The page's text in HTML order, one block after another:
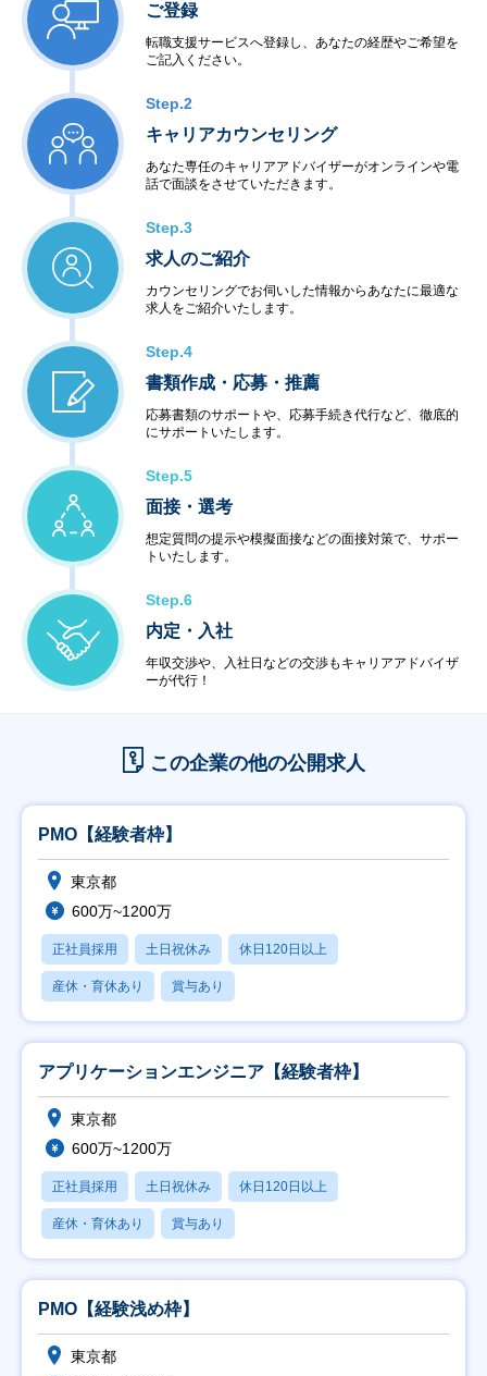
ご登録
転職支援サービスへ登録し、あなたの経歴やご希望を
ご記入ください。
Step.2
キャリアカウンセリング
あなた専任のキャリアアドバイザーがオンラインや電
話で面談をさせていただきます。
Step.3
求人のご紹介
カウンセリングでお伺いした情報からあなたに最適な
求人をご紹介いたします。
Step.4
書類作成・応募・推薦
応募書類のサポートや、応募手続き代行など、徹底的
にサポートいたします。
Step.5
面接・選考
想定質問の提示や模擬面接などの面接対策で、サポー
トいたします。
Step.6
内定・入社
年収交渉や、入社日などの交渉もキャリアアドバイザ
ーが代行！
この企業の他の公開求人
PMO【経験者枠】
東京都
600万~1200万
正社員採用 土日祝休み 休日120日以上
産休・育休あり 賞与あり
アプリケーションエンジニア【経験者枠】
東京都
600万~1200万
正社員採用 土日祝休み 休日120日以上
産休・育休あり 賞与あり
PMO【経験浅め枠】
東京都